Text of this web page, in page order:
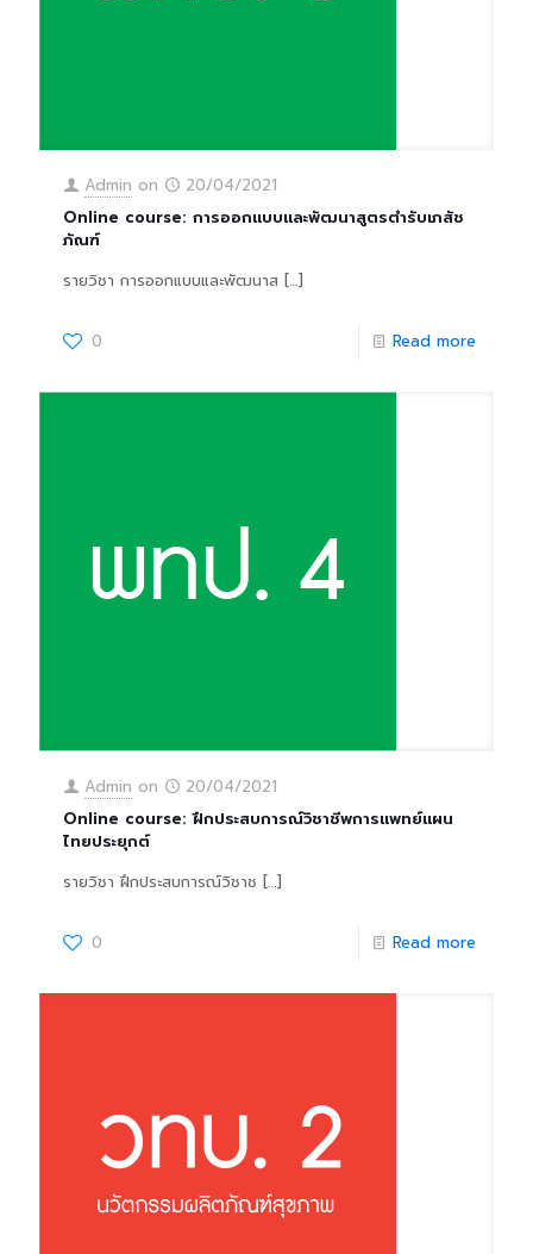
Admin on
20/04/2021
Online course: การออกแบบและพัฒนาสูตรตํารับเภสัช
ภัณฑ์
รายวิชา การออกแบบและพัฒนาส […]
0 Read more
Admin on
20/04/2021
Online course: ฝึกประสบการณ์วิชาชีพการแพทย์แผน
ไทยประยุกต์
รายวิชา ฝึกประสบการณ์วิชาช […]
0 Read more